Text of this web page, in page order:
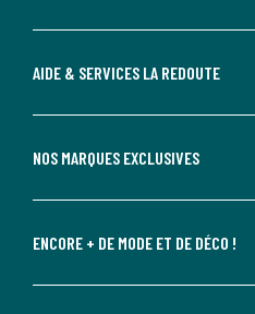
AIDE & SERVICES LA REDOUTE
NOS MARQUES EXCLUSIVES
ENCORE + DE MODE ET DE DÉCO !